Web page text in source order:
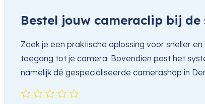
Bestel jouw cameraclip bij de
Zoek je een praktische oplossing voor sneller
toegang tot je camera. Bovendien past het
namelijk dé gespecialiseerde camerashop in